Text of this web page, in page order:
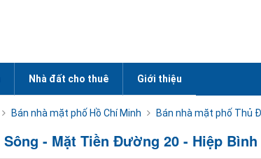
Nhà đất cho thuê Giới thiệu
Bán nhà mặt phố Hồ Chí Minh Bán nhà mặt phố Thủ
Sông - Mặt Tiền Đường 20 - Hiệp